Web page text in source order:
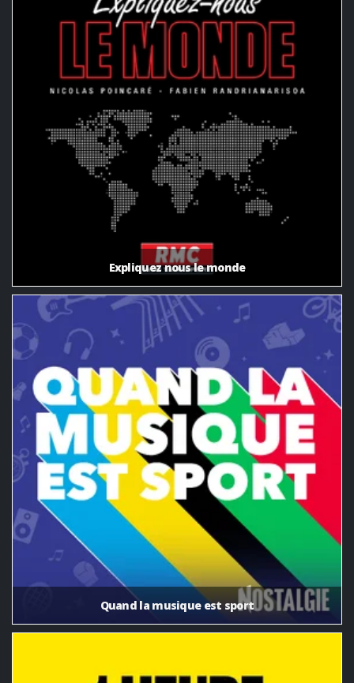
Expliquez nous le monde
Quand la musique est sport